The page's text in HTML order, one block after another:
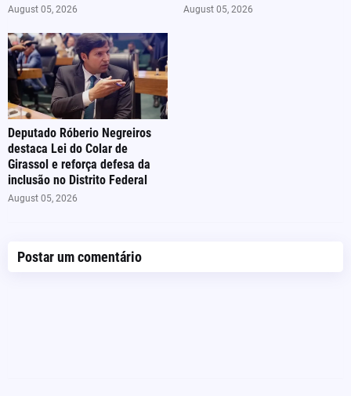
August 05, 2026 August 05, 2026
Deputado Róberio Negreiros
destaca Lei do Colar de
Girassol e reforça defesa da
inclusão no Distrito Federal
August 05, 2026
Postar um comentário